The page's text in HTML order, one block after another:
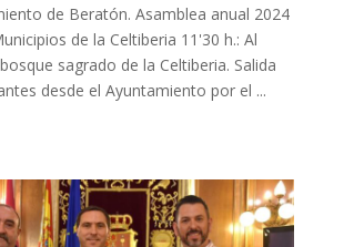
de Beratón. Asamblea anual 2024
de la Celtiberia 11'30 h.: Al
sagrado de la Celtiberia. Salida
desde el Ayuntamiento por el ...